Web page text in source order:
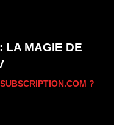
LA MAGIE DE
?